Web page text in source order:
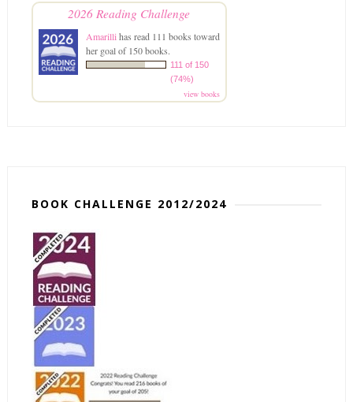
2026 Reading Challenge
Amarillihas read 111 books toward
her goal of 150 books.
111 of 150
(74%)
view books
BOOK CHALLENGE 2012/2024